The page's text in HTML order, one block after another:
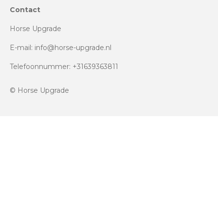
Contact
Horse Upgrade
E-mail: info@horse-upgrade.nl
Telefoonnummer: +31639363811
© Horse Upgrade